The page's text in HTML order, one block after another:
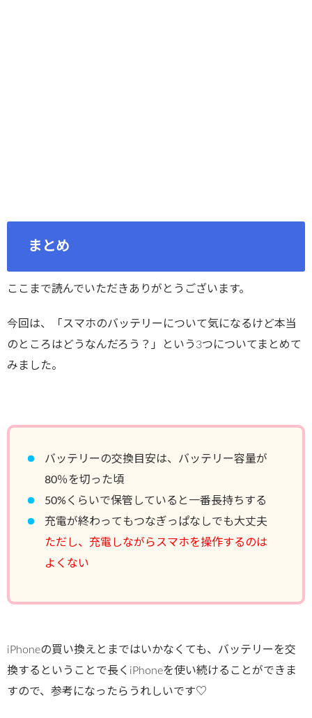
まとめ
ここまで読んでいただきありがとうございます。
今回は、「スマホのバッテリーについて気になるけど本当
のところはどうなんだろう？」という3つについてまとめて
みました。
バッテリーの交換目安は、バッテリー容量が
80％を切った頃
50%くらいで保管していると一番長持ちする
充電が終わってもつなぎっぱなしでも大丈夫
ただし、充電しながらスマホを操作するのは
よくない
iPhoneの買い換えとまではいかなくても、バッテリーを交
換するということで長くiPhoneを使い続けることができま
すので、参考になったらうれしいです♡